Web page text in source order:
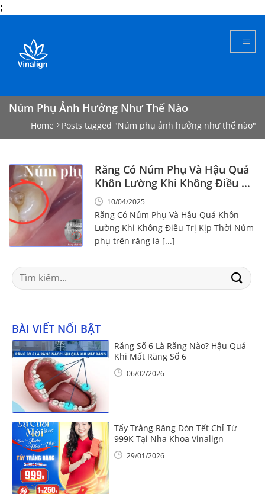
;
content
Núm Phụ Ảnh Hưởng Như Thế Nào
Home Posts tagged "Núm phụ ảnh hưởng như thế nào"
Răng Có Núm Phụ Và Hậu Quả
Khôn Lường Khi Không Điều Trị
Kịp Thời
10/04/2025
Răng Có Núm Phụ Và Hậu Quả Khôn
Lường Khi Không Điều Trị Kịp Thời Núm
phụ trên răng là [...]
Search
for:
BÀI VIẾT NỔI BẬT
Răng Số 6 Là Răng Nào? Hậu Quả
Khi Mất Răng Số 6
06/02/2026
Tẩy Trắng Răng Đón Tết Chỉ Từ
999K Tại Nha Khoa Vinalign
29/01/2026